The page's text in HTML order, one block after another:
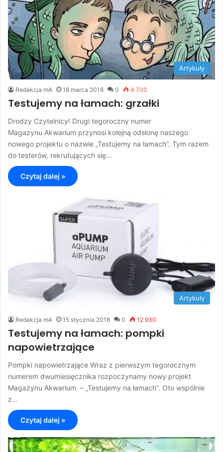
Artykuły
Redakcja mA 18 marca 2018 0 4 700
Testujemy na łamach: grzałki
Drodzy Czytelnicy! Drugi tegoroczny numer
Magazynu Akwarium przynosi kolejną odsłonę naszego
nowego projektu o nazwie „Testujemy na łamach”. Tym razem
do testerów, rekrutujących się…
Czytaj dalej »
Artykuły
Redakcja mA 15 stycznia 2018 0 12 930
Testujemy na łamach: pompki
napowietrzające
Pompki napowietrzające Wraz z pierwszym tegorocznym
numerem dwumiesięcznika rozpoczynamy nowy projekt
Magazynu Akwarium – „Testujemy na łamach”. Oto wspólnie
z…
Czytaj dalej »